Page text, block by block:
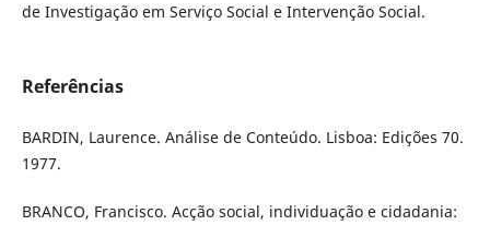
de Investigação em Serviço Social e Intervenção Social.
Referências
BARDIN, Laurence. Análise de Conteúdo. Lisboa: Edições 70.
1977.
BRANCO, Francisco. Acção social, individuação e cidadania: